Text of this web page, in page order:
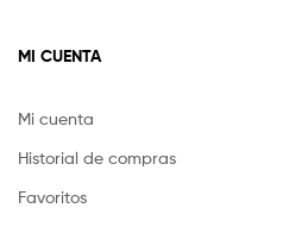
MI CUENTA
Mi cuenta
Historial de compras
Favoritos